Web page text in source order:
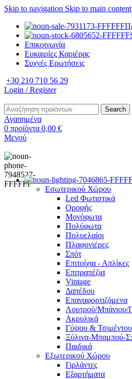
Skip to navigation Skip to main content
Επικοινωνία
Ευκαιρίες Καριέρας
Συχνές Ερωτήσεις
+30 210 710 56 29
Login / Register
Search
Αγαπημένα
0 προϊόντα 0,00 €
Μενού
Εσωτερικού Χώρου
Led Φωτιστικά
Οροφής
Μονόφωτα
Πολύφωτα
Πολυελαίοι
Πλαφονιέρες
Σπότ
Επιτοίχια - Απλίκες
Επιτραπέζια
Vintage
Δαπέδου
Επαναφορτιζόμενα
Λουτρού/Μπάνιου/
Ακρυλικά
Γύψου & Τσιμέντου
Ξύλινα-Μπαμπού-
Παιδικά
Εξωτερικού Χώρου
Γιρλάντες
Εξαρτήματα